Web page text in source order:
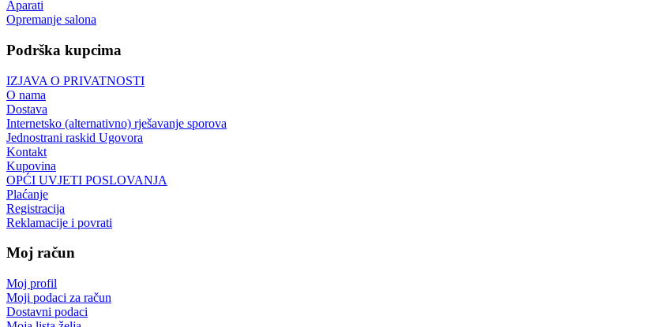
Aparati
Opremanje salona
Podrška kupcima
IZJAVA O PRIVATNOSTI
O nama
Dostava
Internetsko (alternativno) rješavanje sporova
Jednostrani raskid Ugovora
Kontakt
Kupovina
OPĆI UVJETI POSLOVANJA
Plaćanje
Registracija
Reklamacije i povrati
Moj račun
Moj profil
Moji podaci za račun
Dostavni podaci